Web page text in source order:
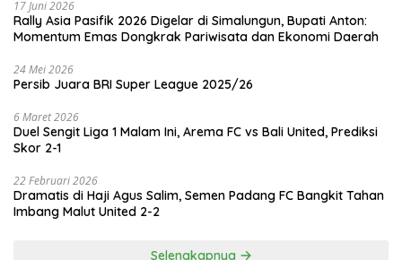
17 Juni 2026
Rally Asia Pasifik 2026 Digelar di Simalungun, Bupati Anton:
Momentum Emas Dongkrak Pariwisata dan Ekonomi Daerah
24 Mei 2026
Persib Juara BRI Super League 2025/26
6 Maret 2026
Duel Sengit Liga 1 Malam Ini, Arema FC vs Bali United, Prediksi
Skor 2-1
22 Februari 2026
Dramatis di Haji Agus Salim, Semen Padang FC Bangkit Tahan
Imbang Malut United 2-2
Selengkapnya